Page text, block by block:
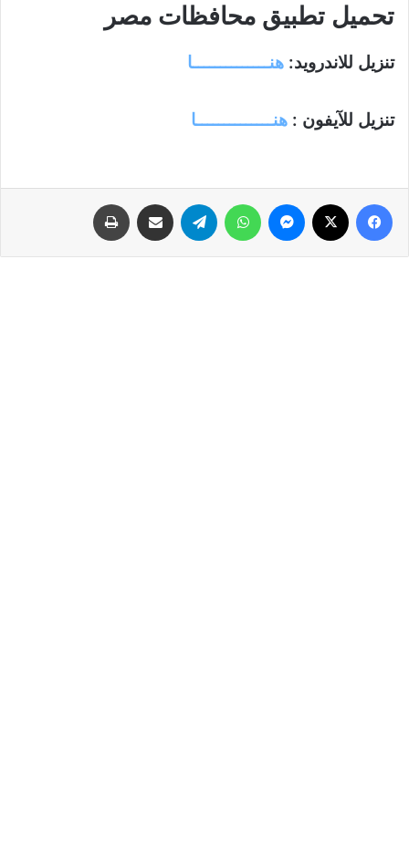
تحميل تطبيق محافظات مصر
تنزيل للاندرويد: هنــــــــــــــا
تنزيل للآيفون : هنــــــــــــــا
فيسبوك ماسنجر واتساب تيلقرام مشاركة عبر البريد